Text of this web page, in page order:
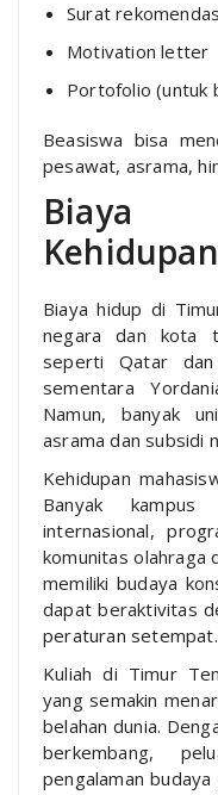
Surat
Motivation letter
Portofolio (untuk
Beasiswa bisa
pesawat, asrama,
Biaya
Biaya hidup di
negara dan kota
seperti Qatar dan
sementara
Namun, banyak
asrama dan subsidi
Kehidupan
Banyak
internasional,
komunitas olahraga
memiliki budaya
dapat beraktivitas
peraturan setempat.
Kuliah di Timur
yang semakin
belahan dunia.
berkembang,
pengalaman